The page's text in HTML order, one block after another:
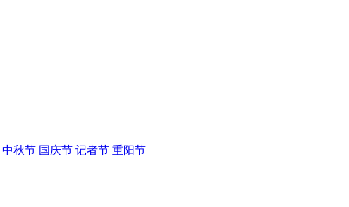
中秋节 国庆节 记者节 重阳节